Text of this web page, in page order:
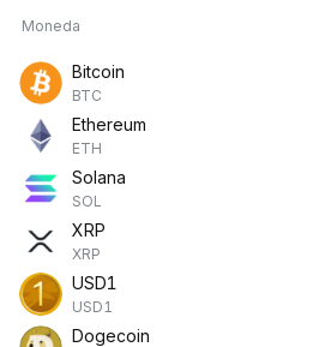
Moneda
Bitcoin
BTC
Ethereum
ETH
Solana
SOL
XRP
XRP
USD1
USD1
Dogecoin